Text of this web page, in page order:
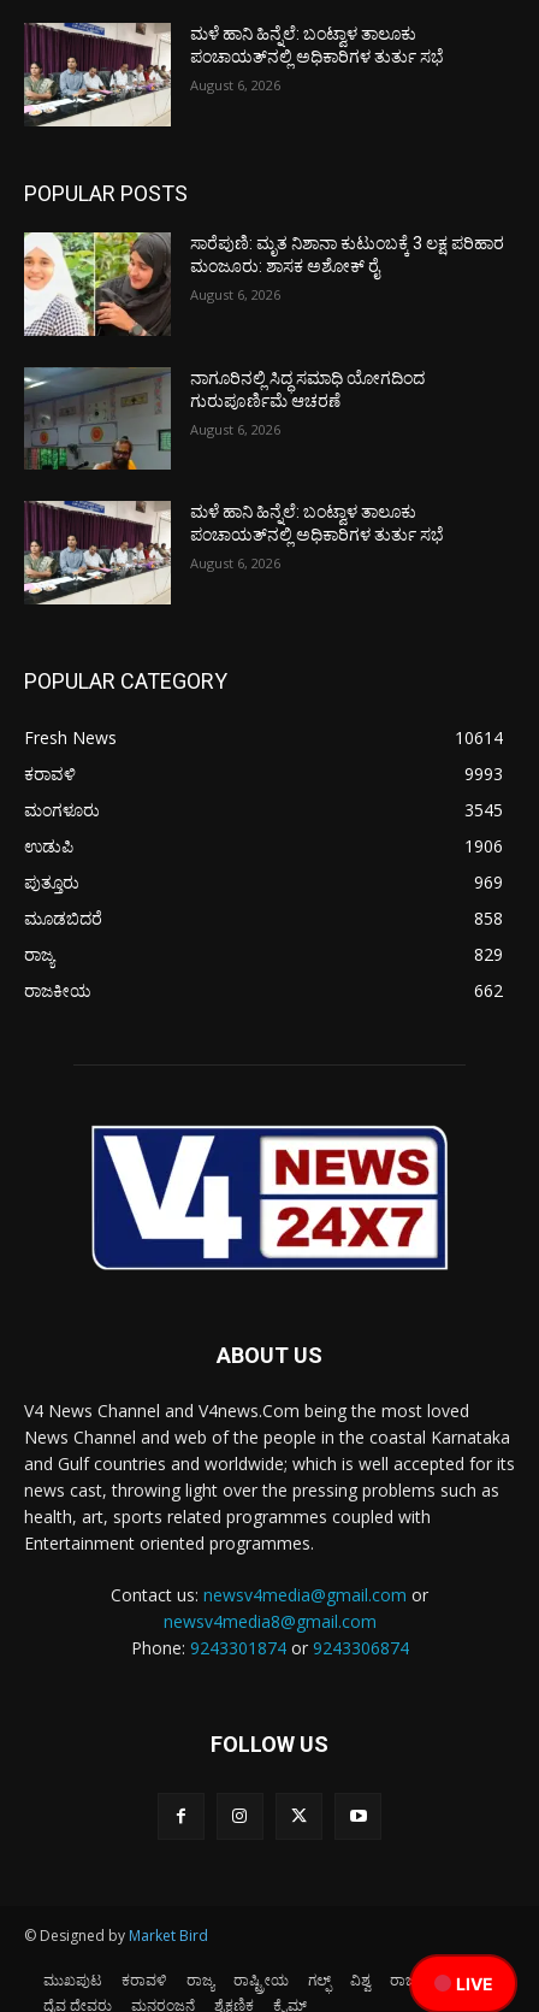
LIVE
ಮಳೆ ಹಾನಿ ಹಿನ್ನೆಲೆ: ಬಂಟ್ವಾಳ ತಾಲೂಕು
ಪಂಚಾಯತ್‌ನಲ್ಲಿ ಅಧಿಕಾರಿಗಳ ತುರ್ತು ಸಭೆ
August 6, 2026
POPULAR POSTS
ಸಾರೆಪುಣಿ: ಮೃತ ನಿಶಾನಾ ಕುಟುಂಬಕ್ಕೆ 3 ಲಕ್ಷ ಪರಿಹಾರ
ಮಂಜೂರು: ಶಾಸಕ ಅಶೋಕ್ ರೈ
August 6, 2026
ನಾಗೂರಿನಲ್ಲಿ ಸಿದ್ಧ ಸಮಾಧಿ ಯೋಗದಿಂದ
ಗುರುಪೂರ್ಣಿಮೆ ಆಚರಣೆ
August 6, 2026
ಮಳೆ ಹಾನಿ ಹಿನ್ನೆಲೆ: ಬಂಟ್ವಾಳ ತಾಲೂಕು
ಪಂಚಾಯತ್‌ನಲ್ಲಿ ಅಧಿಕಾರಿಗಳ ತುರ್ತು ಸಭೆ
August 6, 2026
POPULAR CATEGORY
Fresh News
10614
ಕರಾವಳಿ
9993
ಮಂಗಳೂರು
3545
ಉಡುಪಿ
1906
ಪುತ್ತೂರು
969
ಮೂಡಬಿದರೆ
858
ರಾಜ್ಯ
829
ರಾಜಕೀಯ
662
ABOUT US
V4 News Channel and V4news.Com being the most loved
News Channel and web of the people in the coastal Karnataka
and Gulf countries and worldwide; which is well accepted for its
news cast, throwing light over the pressing problems such as
health, art, sports related programmes coupled with
Entertainment oriented programmes.
Contact us: newsv4media@gmail.com or
newsv4media8@gmail.com
Phone: 9243301874or 9243306874
FOLLOW US
© Designed by Market Bird
ಮುಖಪುಟ ಕರಾವಳಿ ರಾಜ್ಯ ರಾಷ್ಟ್ರೀಯ ಗಲ್ಫ್ ವಿಶ್ವ ರಾಜಕೀಯ
ಕ್ರೀಡೆ
ದೈವ ದೇವರು
ಮನರಂಜನೆ ಶೈಕ್ಷಣಿಕ ಕ್ರೈಮ್